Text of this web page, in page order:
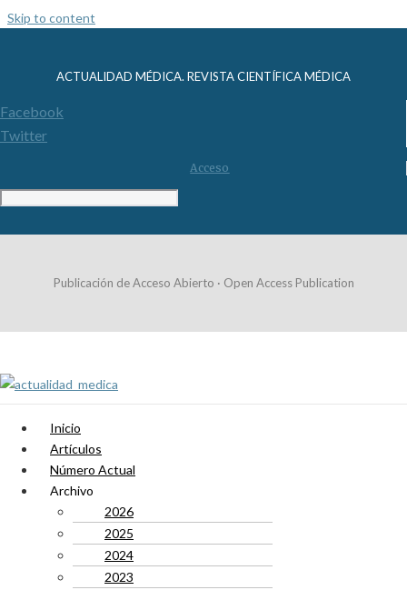
Skip to content
ACTUALIDAD MÉDICA. REVISTA CIENTÍFICA MÉDICA
Facebook
Twitter
Acceso
Publicación de Acceso Abierto · Open Access Publication
Inicio
Artículos
Número Actual
Archivo
2026
2025
2024
2023